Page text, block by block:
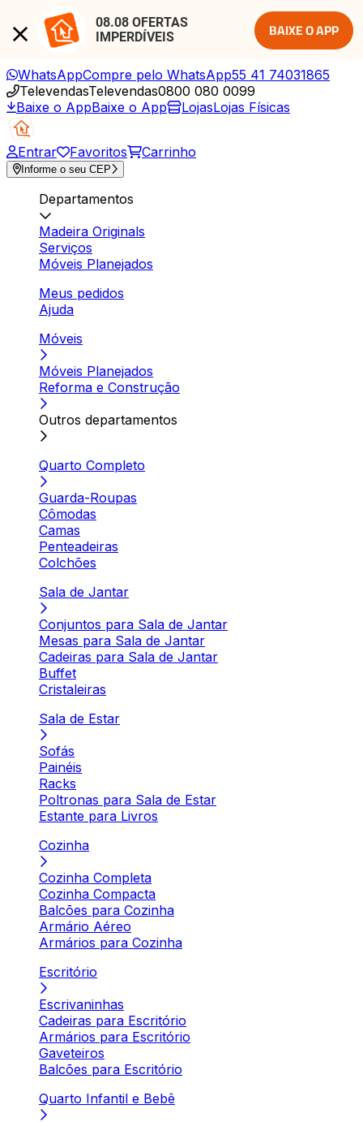
08.08 OFERTAS
IMPERDÍVEIS
BAIXE O APP
WhatsAppCompre pelo WhatsApp55 41 74031865
TelevendasTelevendas0800 080 0099
Baixe o AppBaixe o App LojasLojas Físicas
Entrar Favoritos Carrinho
Informe o seu CEP
Departamentos
Madeira Originals
Serviços
Móveis Planejados
Meus pedidos
Ajuda
Móveis
Móveis Planejados
Reforma e Construção
Outros departamentos
Quarto Completo
Guarda-Roupas
Cômodas
Camas
Penteadeiras
Colchões
Sala de Jantar
Conjuntos para Sala de Jantar
Mesas para Sala de Jantar
Cadeiras para Sala de Jantar
Buffet
Cristaleiras
Sala de Estar
Sofás
Painéis
Racks
Poltronas para Sala de Estar
Estante para Livros
Cozinha
Cozinha Completa
Cozinha Compacta
Balcões para Cozinha
Armário Aéreo
Armários para Cozinha
Escritório
Escrivaninhas
Cadeiras para Escritório
Armários para Escritório
Gaveteiros
Balcões para Escritório
Quarto Infantil e Bebê